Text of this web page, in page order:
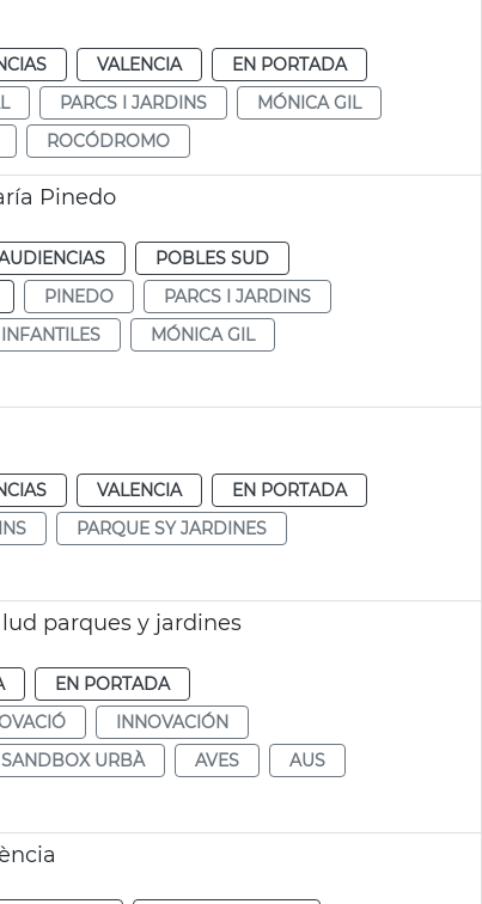
VALENCIA
EN PORTADA
PARCS I JARDINS
MÓNICA GIL
ROCÓDROMO
Pinedo
POBLES SUD
PINEDO
PARCS I JARDINS
MÓNICA GIL
VALENCIA
EN PORTADA
PARQUE SY JARDINES
parques y jardines
EN PORTADA
INNOVACIÓN
SANDBOX URBÀ AVES
AUS